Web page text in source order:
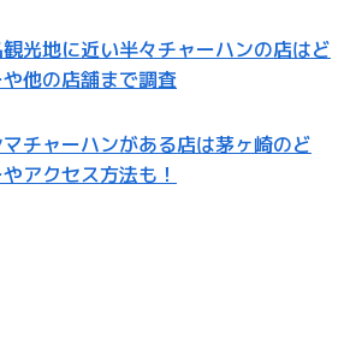
光地に近い半々チャーハンの店はど
他の店舗まで調査
チャーハンがある店は茅ヶ崎のど
アクセス方法も！